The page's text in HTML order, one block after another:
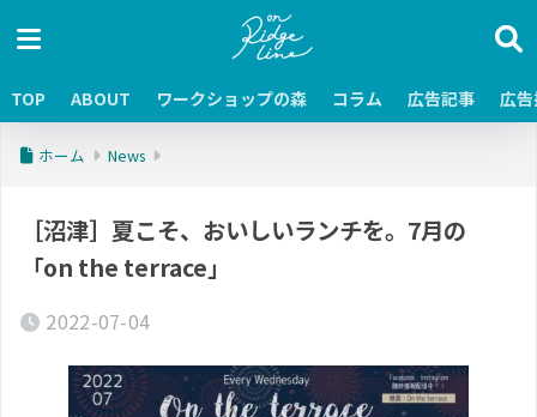
TOP ABOUT ワークショップの森 コラム 広告記事 広
ホーム News
［沼津］夏こそ、おいしいランチを。7月の
「on the terrace」
2022-07-04